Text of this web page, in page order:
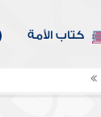
كتاب الأمة